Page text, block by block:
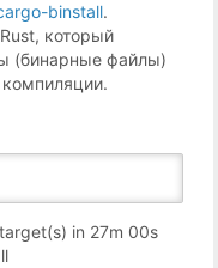
binstall.
который
(бинарные файлы)
in 27m 00s